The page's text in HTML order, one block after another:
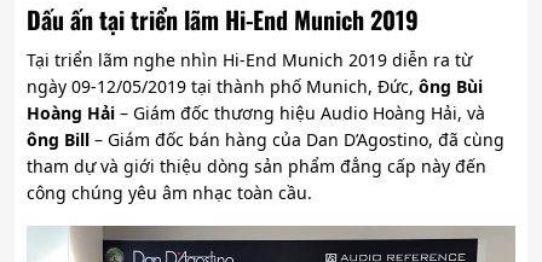
Dấu ấn tại triển lãm Hi-End Munich 2019
Tại triển lãm nghe nhìn Hi-End Munich 2019 diễn ra từ
ngày 09-12/05/2019 tại thành phố Munich, Đức, ông Bùi
Hoàng Hải – Giám đốc thương hiệu Audio Hoàng Hải, và
ông Bill – Giám đốc bán hàng của Dan D’Agostino, đã cùng
tham dự và giới thiệu dòng sản phẩm đẳng cấp này đến
công chúng yêu âm nhạc toàn cầu.